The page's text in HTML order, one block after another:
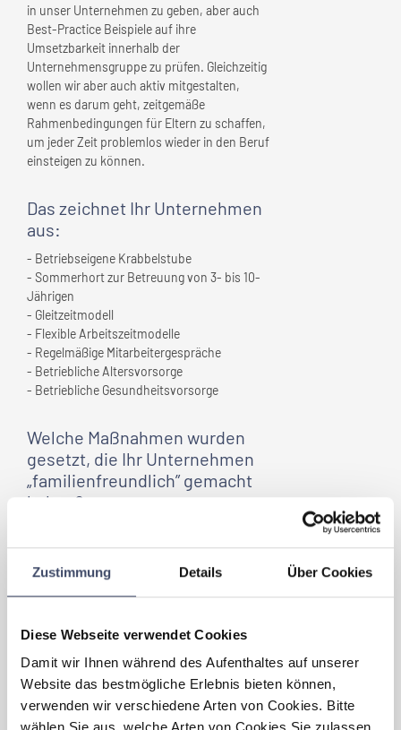
Zustimmung Details Über Cookies
Diese Webseite verwendet Cookies
Damit wir Ihnen während des Aufenthaltes auf unserer
Website das bestmögliche Erlebnis bieten können,
verwenden wir verschiedene Arten von Cookies. Bitte
in unser Unternehmen zu geben, aber auch
Best-Practice Beispiele auf ihre
Umsetzbarkeit innerhalb der
Unternehmensgruppe zu prüfen. Gleichzeitig
wollen wir aber auch aktiv mitgestalten,
wenn es darum geht, zeitgemäße
Rahmenbedingungen für Eltern zu schaffen,
um jeder Zeit problemlos wieder in den Beruf
einsteigen zu können.
Das zeichnet Ihr Unternehmen
aus:
- Betriebseigene Krabbelstube
- Sommerhort zur Betreuung von 3- bis 10-
Jährigen
- Gleitzeitmodell
- Flexible Arbeitszeitmodelle
- Regelmäßige Mitarbeitergespräche
- Betriebliche Altersvorsorge
- Betriebliche Gesundheitsvorsorge
Welche Maßnahmen wurden
gesetzt, die Ihr Unternehmen
„familienfreundlich” gemacht
haben?
bereits eine Vielzahl an Maßnahmen zur
Vereinbarkeit von Beruf und Familie
setzte Greiner die Vorreiterrolle im
attraktiven Sozialleistungsangebot für
Mitarbeiterinnen und Mitarbeiter fort. Seit
2005 bietet Greiner in Zusammenarbeit mit
dem Verein Greiner Krabbelstube eine